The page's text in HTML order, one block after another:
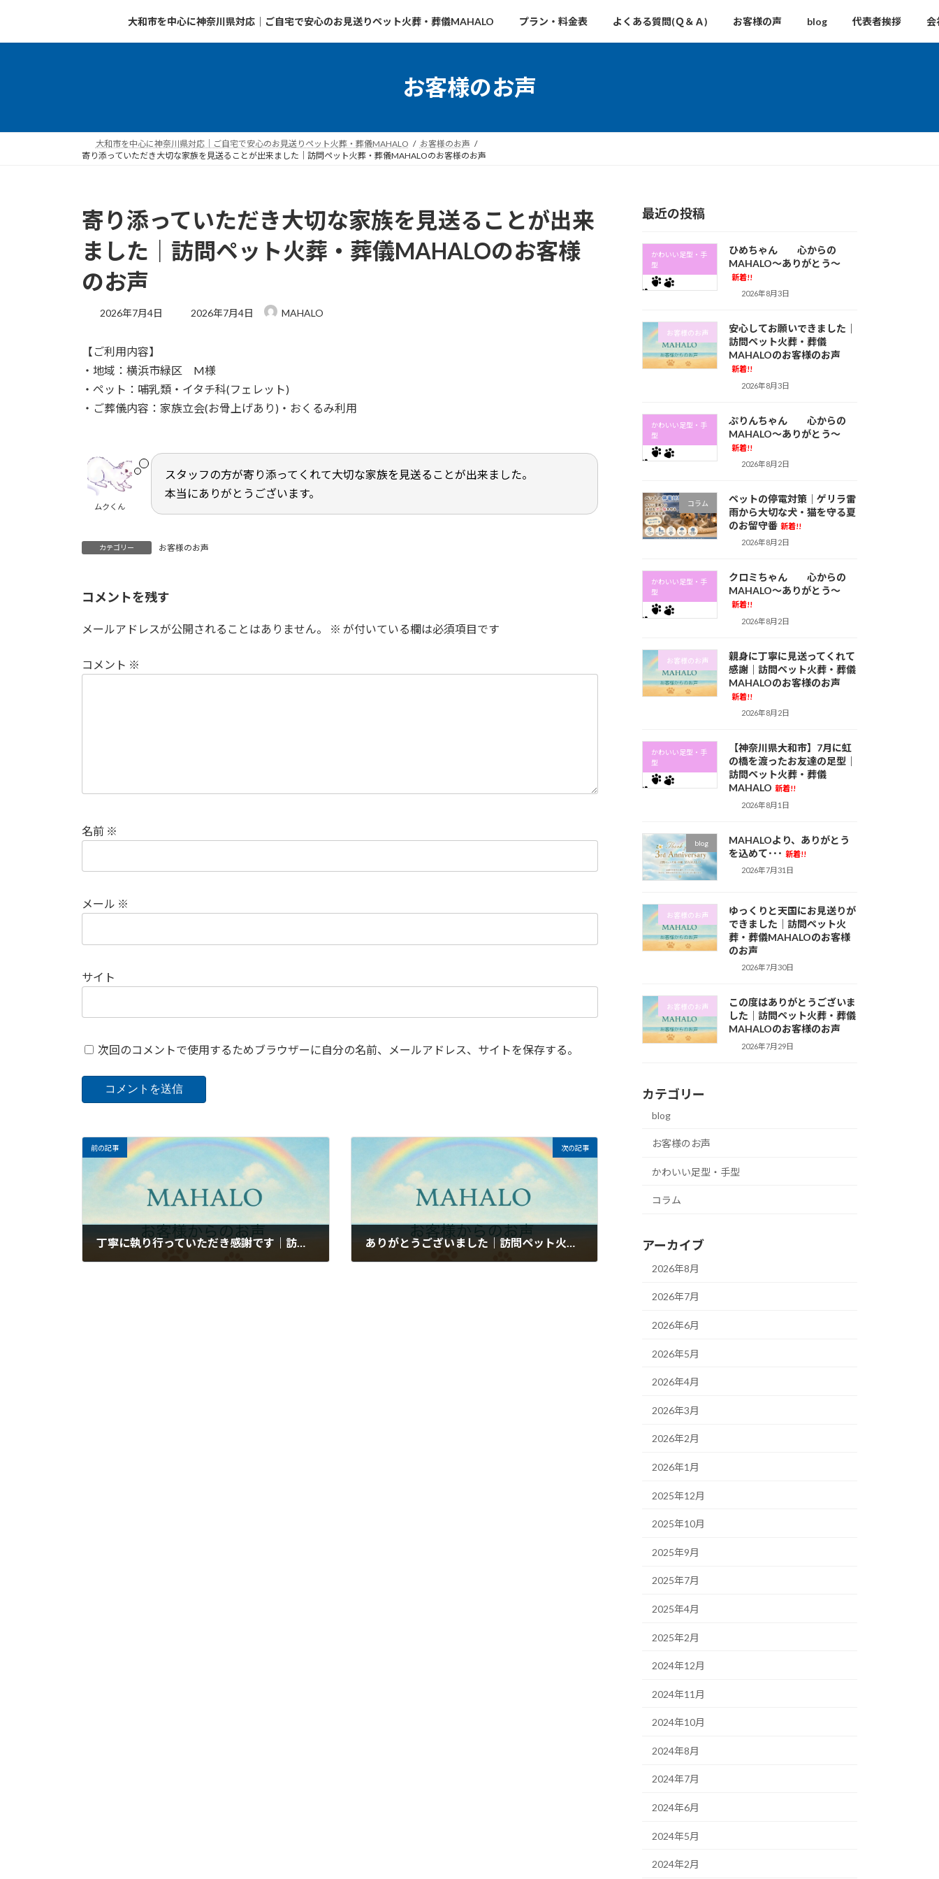
テ
ゲ
大和市を中心に神奈川県対応｜ご自宅で安心のお見送りペット火葬・葬儀MAHALO プラン・料金表 よくある質問(Ｑ＆Ａ) お客様の声 blog 代表者挨拶 会
お客様のお声
大和市を中心に神奈川県対応｜ご自宅で安心のお見送りペット火葬・葬儀MAHALO
お客様のお声
寄り添っていただき大切な家族を見送ることが出来ました｜訪問ペット火葬・葬儀MAHALOのお客様のお声
寄り添っていただき大切な家族を見送ることが出来
ました｜訪問ペット火葬・葬儀MAHALOのお客様
のお声
2026年7月4日
最
日
2026年7月4日 MAHALO
【ご利用内容】
・地域：横浜市緑区 M様
・ペット：哺乳類・イタチ科(フェレット)
・ご葬儀内容：家族立会(お骨上げあり)・おくるみ利用
ムクくん
スタッフの方が寄り添ってくれて大切な家族を見送ることが出来ました。
本当にありがとうございます。
カテゴリー お客様のお声
コメントを残す
メールアドレスが公開されることはありません。 ※ が付いている欄は必須項目です
コメント ※
名前 ※
メール ※
サイト
次回のコメントで使用するためブラウザーに自分の名前、メールアドレス、サイトを保存する。
前の記事
丁寧に執り行っていただき感謝です｜訪問ペット火葬・葬儀MAHALOのお客様のお声
次の記事
ありがとうございました｜訪問ペット火葬・葬儀MAHALOのお客様のお声
最近の投稿
かわいい足型・手
型
ひめちゃん 心からの
MAHALO～ありがとう～
新着!!
2026年8月3日
お客様のお声
安心してお願いできました｜
訪問ペット火葬・葬儀
MAHALOのお客様のお声
新着!!
2026年8月3日
かわいい足型・手
型
ぷりんちゃん 心からの
MAHALO～ありがとう～
新着!!
2026年8月2日
コラム
ペットの停電対策｜ゲリラ雷
雨から大切な犬・猫を守る夏
のお留守番 新着!!
2026年8月2日
かわいい足型・手
型
クロミちゃん 心からの
MAHALO～ありがとう～
新着!!
2026年8月2日
お客様のお声
親身に丁寧に見送ってくれて
感謝｜訪問ペット火葬・葬儀
MAHALOのお客様のお声
新着!!
2026年8月2日
かわいい足型・手
型
【神奈川県大和市】7月に虹
の橋を渡ったお友達の足型｜
訪問ペット火葬・葬儀
MAHALO 新着!!
2026年8月1日
blog
MAHALOより、ありがとう
を込めて･･･ 新着!!
2026年7月31日
お客様のお声
ゆっくりと天国にお見送りが
できました｜訪問ペット火
葬・葬儀MAHALOのお客様
のお声
2026年7月30日
お客様のお声
この度はありがとうございま
した｜訪問ペット火葬・葬儀
MAHALOのお客様のお声
2026年7月29日
カテゴリー
blog
お客様のお声
かわいい足型・手型
コラム
アーカイブ
2026年8月
2026年7月
2026年6月
2026年5月
2026年4月
2026年3月
2026年2月
2026年1月
2025年12月
2025年10月
2025年9月
2025年7月
2025年4月
2025年2月
2024年12月
2024年11月
2024年10月
2024年8月
2024年7月
2024年6月
2024年5月
2024年2月